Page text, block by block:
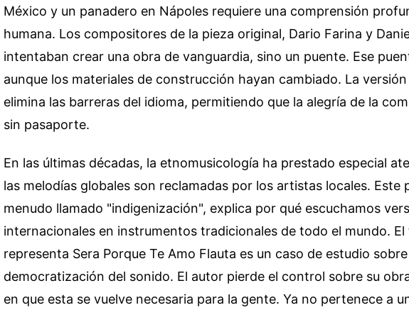
México y un panadero en Nápoles requiere una comprensión
humana. Los compositores de la pieza original, Dario Farina y
intentaban crear una obra de vanguardia, sino un puente. Ese
aunque los materiales de construcción hayan cambiado. La
elimina las barreras del idioma, permitiendo que la alegría de la
sin pasaporte.
En las últimas décadas, la etnomusicología ha prestado especial
las melodías globales son reclamadas por los artistas locales. Este
menudo llamado "indigenización", explica por qué escuchamos
internacionales en instrumentos tradicionales de todo el mundo.
representa Sera Porque Te Amo Flauta es un caso de estudio sobre
democratización del sonido. El autor pierde el control sobre su
en que esta se vuelve necesaria para la gente. Ya no pertenece a